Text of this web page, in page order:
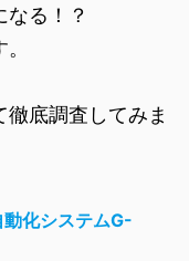
る！？
徹底調査してみま
化システムG-